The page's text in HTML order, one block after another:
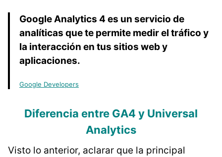
Google Analytics 4 es un servicio de
analíticas que te permite medir el tráfico y
la interacción en tus sitios web y
aplicaciones.
Google Developers
Diferencia entre GA4 y Universal
Analytics
Visto lo anterior, aclarar que la principal